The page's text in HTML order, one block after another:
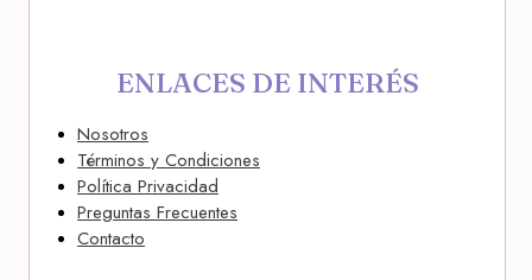
ENLACES DE INTERÉS
Nosotros
Términos y Condiciones
Política Privacidad
Preguntas Frecuentes
Contacto